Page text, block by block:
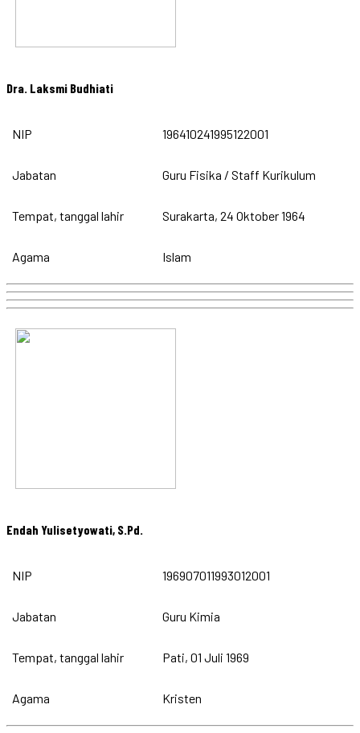
Dra. Laksmi Budhiati
NIP 196410241995122001
Jabatan Guru Fisika / Staff Kurikulum
Tempat, tanggal lahir Surakarta, 24 Oktober 1964
Agama Islam
Endah Yulisetyowati, S.Pd.
NIP 196907011993012001
Jabatan Guru Kimia
Tempat, tanggal lahir Pati, 01 Juli 1969
Agama Kristen